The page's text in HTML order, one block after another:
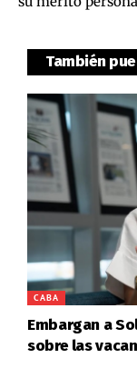
También
CABA
Embargan a
sobre las